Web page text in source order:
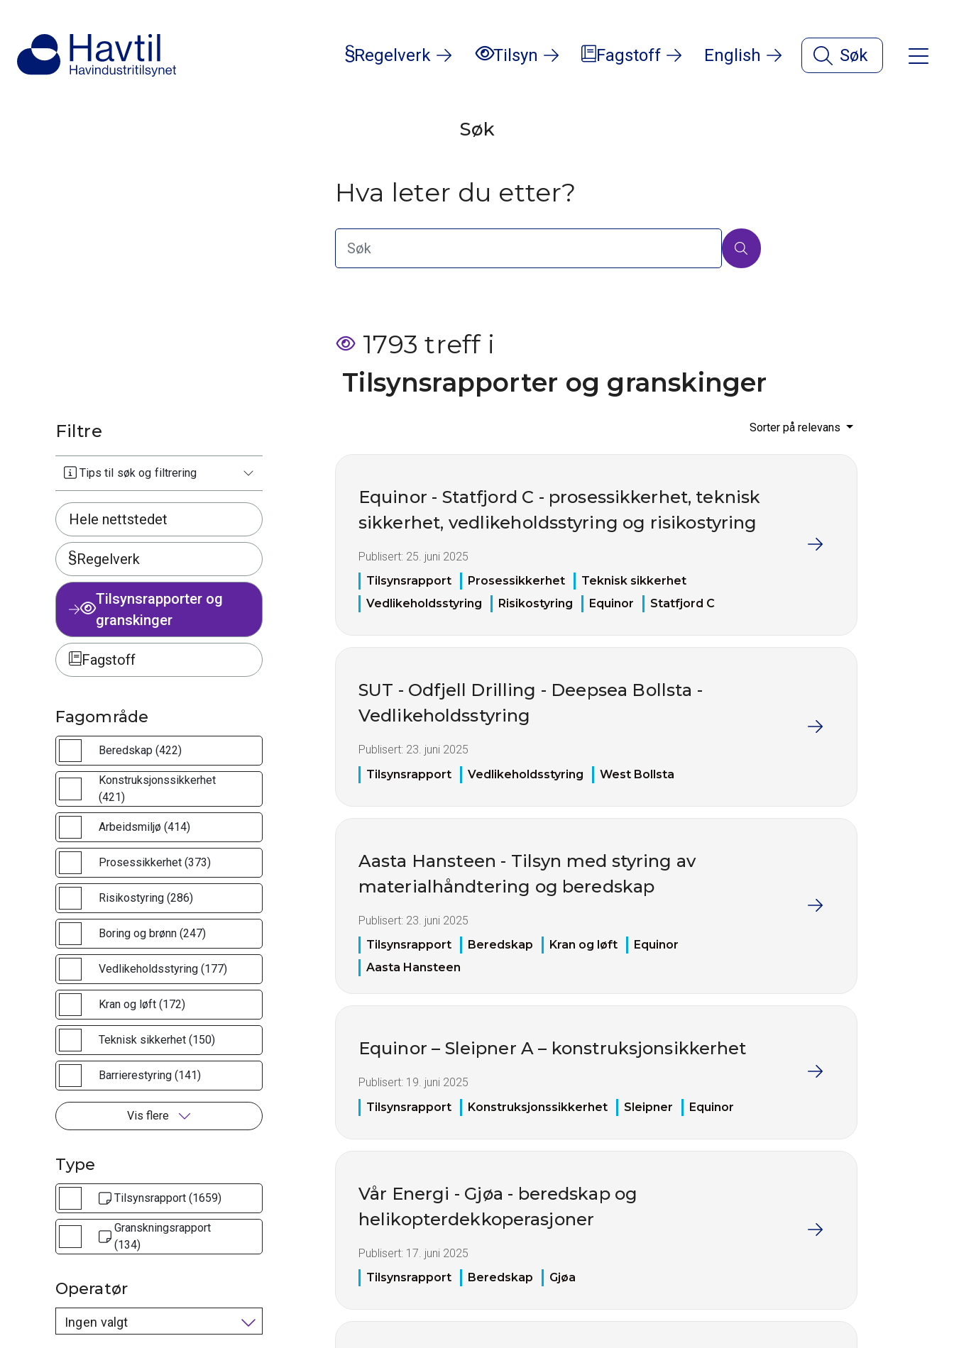
Regelverk Tilsyn Fagstoff English Søk
Søk
Hva leter du etter?
1793 treff i
Tilsynsrapporter og granskinger
Filtre
Tips til søk og filtrering
Hele nettstedet
Regelverk
Tilsynsrapporter og
granskinger
Fagstoff
Fagområde
Beredskap (422)
Konstruksjonssikkerhet
(421)
Arbeidsmiljø (414)
Prosessikkerhet (373)
Risikostyring (286)
Boring og brønn (247)
Vedlikeholdsstyring (177)
Kran og løft (172)
Teknisk sikkerhet (150)
Barrierestyring (141)
Vis flere
Type
Tilsynsrapport (1659)
Granskningsrapport
(134)
Operatør
Ingen valgt
Sorter på relevans
Equinor - Statfjord C - prosessikkerhet, teknisk
sikkerhet, vedlikeholdsstyring og risikostyring
Publisert: 25. juni 2025
Tilsynsrapport
Prosessikkerhet
Teknisk sikkerhet
Vedlikeholdsstyring
Risikostyring Equinor Statfjord C
SUT - Odfjell Drilling - Deepsea Bollsta -
Vedlikeholdsstyring
Publisert: 23. juni 2025
Tilsynsrapport
Vedlikeholdsstyring West Bollsta
Aasta Hansteen - Tilsyn med styring av
materialhåndtering og beredskap
Publisert: 23. juni 2025
Tilsynsrapport
Beredskap Kran og løft
Equinor
Aasta Hansteen
Equinor – Sleipner A – konstruksjonsikkerhet
Publisert: 19. juni 2025
Tilsynsrapport
Konstruksjonssikkerhet Sleipner Equinor
Vår Energi - Gjøa - beredskap og
helikopterdekkoperasjoner
Publisert: 17. juni 2025
Tilsynsrapport
Beredskap Gjøa